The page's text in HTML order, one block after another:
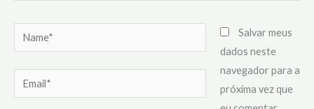
Name*
Email*
Salvar meus
dados neste
navegador para a
próxima vez que